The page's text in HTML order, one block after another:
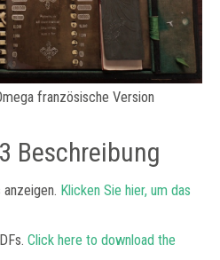
französische Version
Beschreibung
anzeigen. Klicken Sie hier, um das
Click here to download the